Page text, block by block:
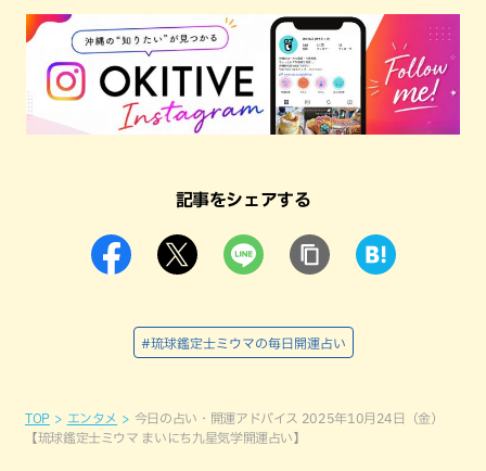
記事をシェアする
#琉球鑑定士ミウマの毎日開運占い
TOP エンタメ
今日の占い・開運アドバイス 2025年10月24日（金）
【琉球鑑定士ミウマ まいにち九星気学開運占い】